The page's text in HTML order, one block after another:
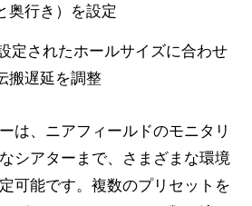
奥行き）を設定
定されたホールサイズに合わせ
搬遅延を調整
は、ニアフィールドのモニタリ
シアターまで、さまざまな環境
可能です。複数のプリセットを